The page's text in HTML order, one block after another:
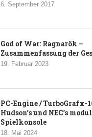
6. September 2017
God of War: Ragnarök –
Zusammenfassung der
19. Februar 2023
PC-Engine / TurboGrafx-
Hudson’s und NEC’s
Spielkonsole
18. Mai 2024